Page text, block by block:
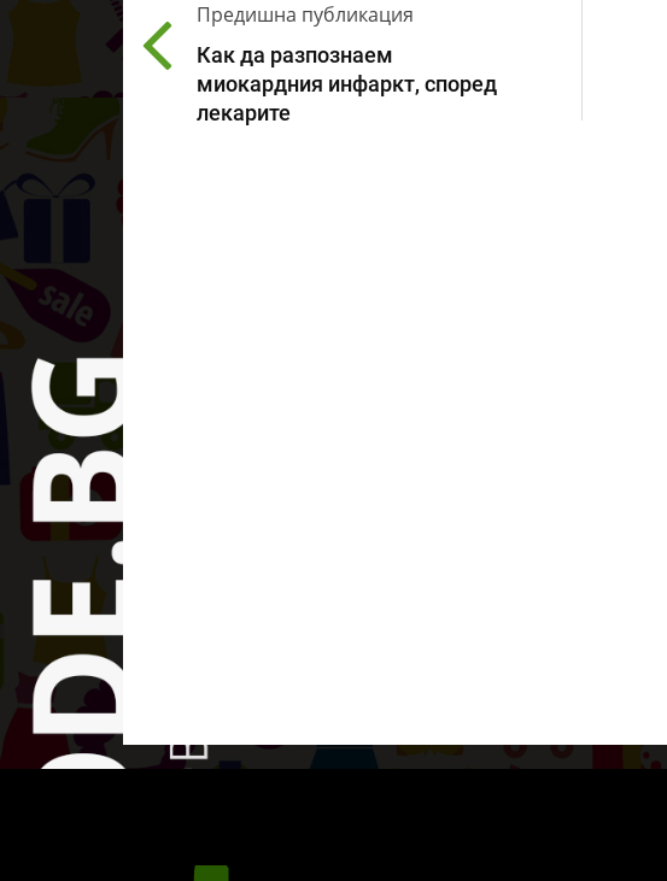
Предишна публикация
Как да разпознаем
миокардния инфаркт, според
лекарите